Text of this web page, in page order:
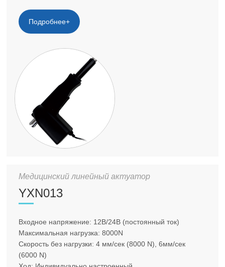
Подробнее+
Медицинский линейный актуатор
YXN013
Входное напряжение: 12В/24В (постоянный ток)
Максимальная нагрузка: 8000N
Скорость без нагрузки: 4 мм/сек (8000 N), 6мм/сек
(6000 N)